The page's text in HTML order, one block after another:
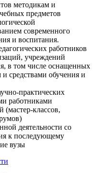
методикам и
предметов
современного
и воспитания.
работников
учреждений
в том числе оснащенных
средствами обучения и
практических
работниками
(мастер-классов,
деятельности со
к последующему
вузы